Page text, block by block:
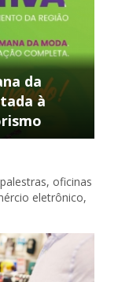
da
à
oficinas
eletrônico,